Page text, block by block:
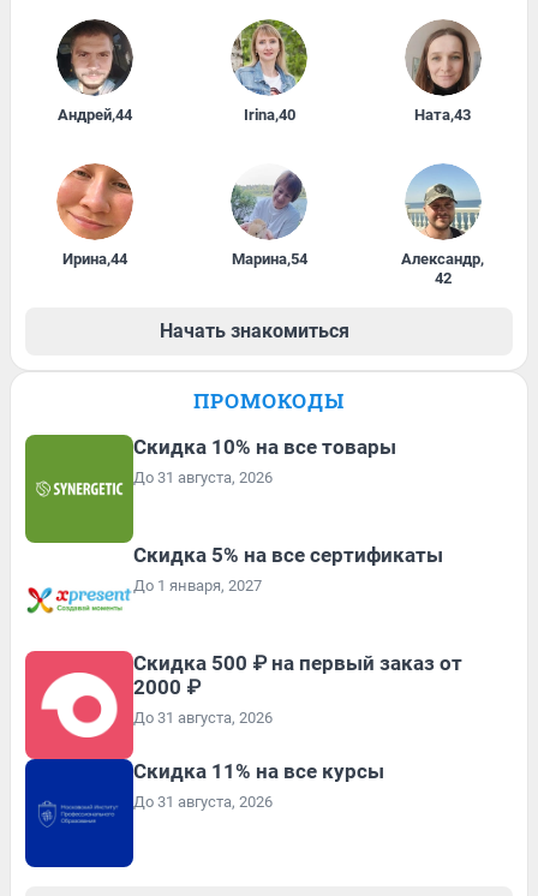
Андрей,44 Irina,40 Ната,43
Ирина,44 Марина,54 Александр,
42
Начать знакомиться
ПРОМОКОДЫ
Скидка 10% на все товары
До 31 августа, 2026
Скидка 5% на все сертификаты
До 1 января, 2027
Скидка 500 ₽ на первый заказ от
2000 ₽
До 31 августа, 2026
Скидка 11% на все курсы
До 31 августа, 2026